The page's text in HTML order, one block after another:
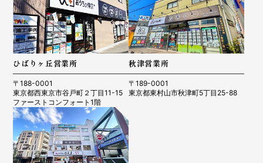
ひばりヶ丘営業所
〒188-0001
東京都西東京市谷戸町２丁目11-15
ファーストコンフォート1階
秋津営業所
〒189-0001
東京都東村山市秋津町5丁目25-88